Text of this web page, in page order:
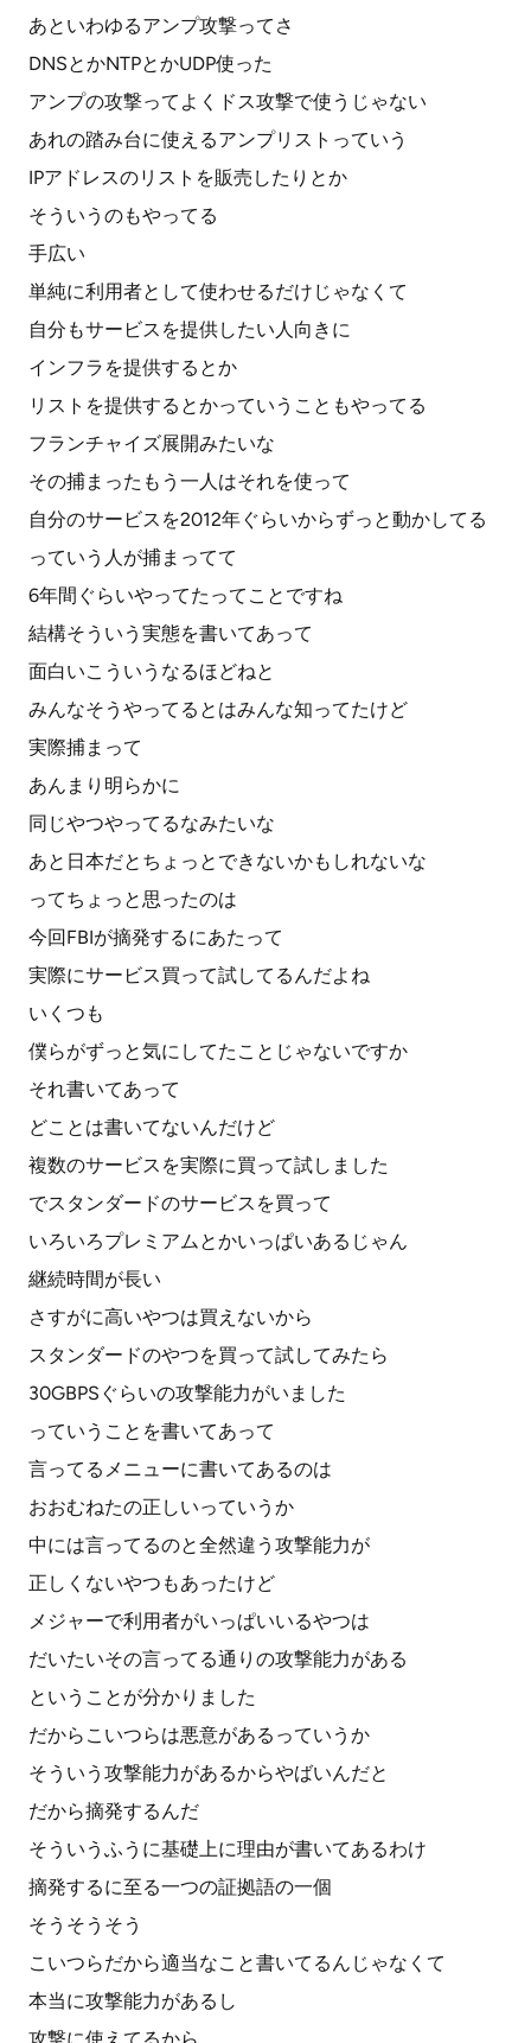
あといわゆるアンプ攻撃ってさ
DNSとかNTPとかUDP使った
アンプの攻撃ってよくドス攻撃で使うじゃない
あれの踏み台に使えるアンプリストっていう
IPアドレスのリストを販売したりとか
そういうのもやってる
手広い
単純に利用者として使わせるだけじゃなくて
自分もサービスを提供したい人向きに
インフラを提供するとか
リストを提供するとかっていうこともやってる
フランチャイズ展開みたいな
その捕まったもう一人はそれを使って
自分のサービスを2012年ぐらいからずっと動かしてる
っていう人が捕まってて
6年間ぐらいやってたってことですね
結構そういう実態を書いてあって
面白いこういうなるほどねと
みんなそうやってるとはみんな知ってたけど
実際捕まって
あんまり明らかに
同じやつやってるなみたいな
あと日本だとちょっとできないかもしれないな
ってちょっと思ったのは
今回FBIが摘発するにあたって
実際にサービス買って試してるんだよね
いくつも
僕らがずっと気にしてたことじゃないですか
それ書いてあって
どことは書いてないんだけど
複数のサービスを実際に買って試しました
でスタンダードのサービスを買って
いろいろプレミアムとかいっぱいあるじゃん
継続時間が長い
さすがに高いやつは買えないから
スタンダードのやつを買って試してみたら
30GBPSぐらいの攻撃能力がいました
っていうことを書いてあって
言ってるメニューに書いてあるのは
おおむねたの正しいっていうか
中には言ってるのと全然違う攻撃能力が
正しくないやつもあったけど
メジャーで利用者がいっぱいいるやつは
だいたいその言ってる通りの攻撃能力がある
ということが分かりました
だからこいつらは悪意があるっていうか
そういう攻撃能力があるからやばいんだと
だから摘発するんだ
そういうふうに基礎上に理由が書いてあるわけ
摘発するに至る一つの証拠語の一個
そうそうそう
こいつらだから適当なこと書いてるんじゃなくて
本当に攻撃能力があるし